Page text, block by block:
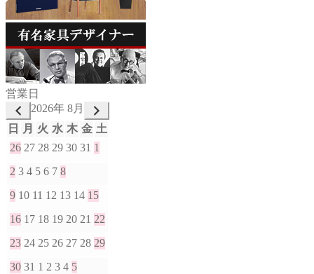
営業日
2026年 8月
日
月 火 水 木 金 土
26 27 28 29 30 31 1
2 3 4 5 6 7 8
9 10 11 12 13 14 15
16 17 18 19 20 21 22
23 24 25 26 27 28 29
30 31 1 2 3 4 5